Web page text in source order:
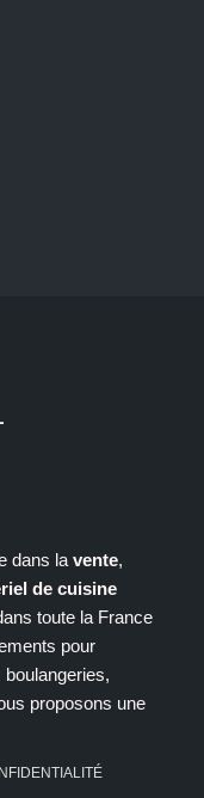
dans la vente,
de cuisine
toute la France
pour
proposons une